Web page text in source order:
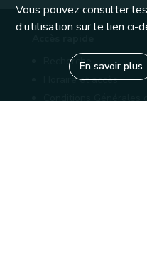
Recherche
Horaire et accès
Conditions Générales
Vous pouvez consulter
d’utilisation sur le lien ci-
En savoir plus